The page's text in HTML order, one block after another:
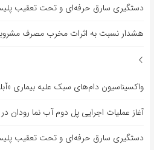
دستگیری سارق حرفه‌ای و تحت تعقیب
هشدار نسبت به اثرات مخرب مصرف
واکسیناسیون دام‌های سبک علیه بیماری
آغاز عملیات اجرایی پل دوم آب نما رودان
دستگیری سارق حرفه‌ای و تحت تعقیب